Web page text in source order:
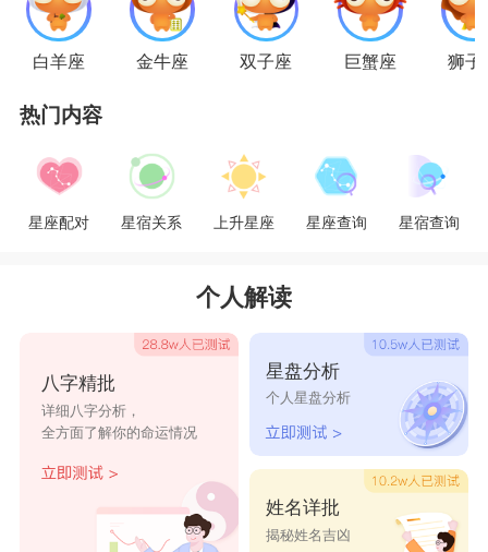
而射手座可以为双子座不再狂野，他们都是心甘情
愿，他们懂得感恩爱情，回馈爱情。
白羊座 金牛座 双子座 巨蟹座 狮子
热门内容
星座配对 星宿关系 上升星座 星座查询 星宿查询
个人解读
八字精批
详细八字分析，
全方面了解你的命运情况
星盘分析
个人星盘分析
姓名详批
揭秘姓名吉凶